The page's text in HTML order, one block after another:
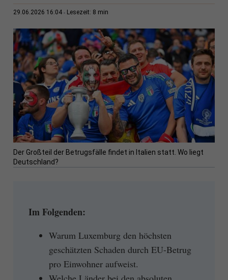
29.06.2026 16:04 Lesezeit: 8 min
Der Großteil der Betrugsfälle findet in Italien statt. Wo liegt
Deutschland?
Im Folgenden:
Warum Luxemburg den höchsten
geschätzten Schaden durch EU-Betrug
pro Einwohner aufweist.